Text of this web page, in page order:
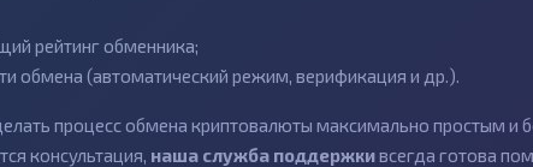
рейтинг обменника;
обмена (автоматический режим, верификация и др.).
процесс обмена криптовалюты максимально простым и
консультация, наша служба поддержкивсегда готова